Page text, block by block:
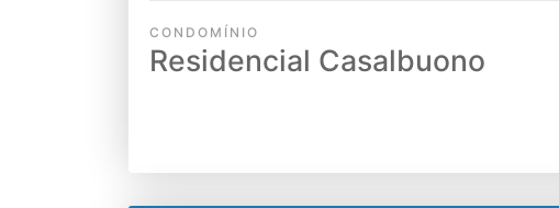
CONDOMÍNIO
Residencial Casalbuono